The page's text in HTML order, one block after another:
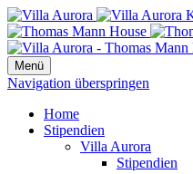
Menü
Navigation überspringen
Home
Stipendien
Villa Aurora
Stipendien